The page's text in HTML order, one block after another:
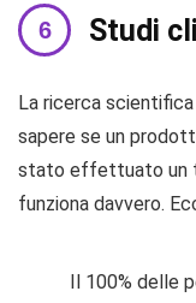
Studi
La ricerca
sapere se un
stato effettuato un
funziona davvero.
Il 100% delle